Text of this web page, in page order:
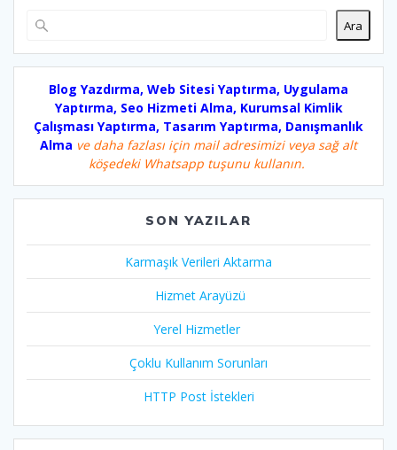
Ara
Blog Yazdırma, Web Sitesi Yaptırma, Uygulama
Yaptırma, Seo Hizmeti Alma, Kurumsal Kimlik
Çalışması Yaptırma, Tasarım Yaptırma, Danışmanlık
Alma ve daha fazlası için mail adresimizi veya sağ alt
köşedeki Whatsapp tuşunu kullanın.
SON YAZILAR
Karmaşık Verileri Aktarma
Hizmet Arayüzü
Yerel Hizmetler
Çoklu Kullanım Sorunları
HTTP Post İstekleri